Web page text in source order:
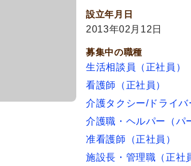
設立年月日
2013年02月12日
募集中の職種
生活相談員（正社員）
看護師（正社員）
介護タクシー/ドライバ
介護職・ヘルパー（パ
准看護師（正社員）
施設長・管理職（正社